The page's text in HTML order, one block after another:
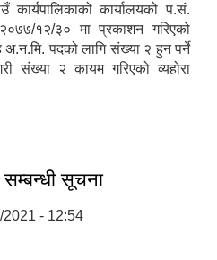
कार्यपालिकाको कार्यालयको प.सं.
१२/३० मा प्रकाशन गरिएको
पदको लागि संख्या २ हुन पर्ने
संख्या २ कायम गरिएको व्यहोरा
सम्बन्धी सूचना
2021 - 12:54